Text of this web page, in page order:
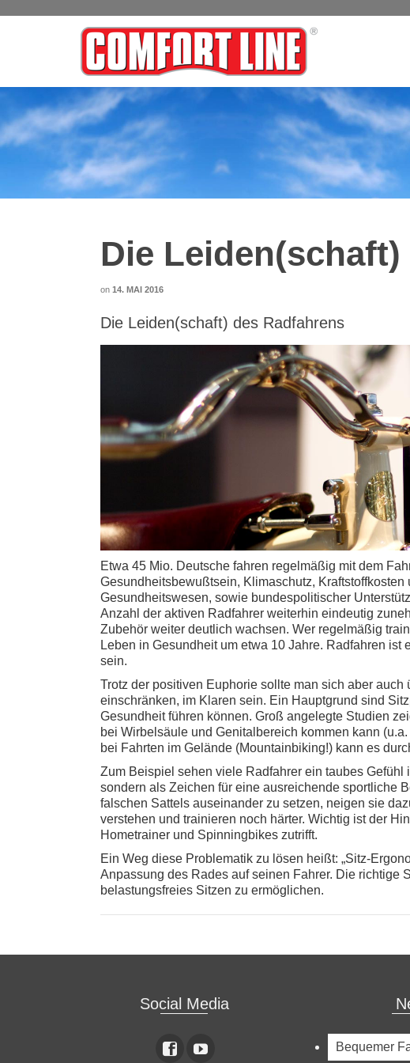
Die
on 14. MAI 2016
Die Leiden(schaft) des Radfahrens
Etwa 45 Mio. Deutsche fahren regelmäßig mit dem
Gesundheitsbewußtsein, Klimaschutz,
Gesundheitswesen, sowie bundespolitischer
Anzahl der aktiven Radfahrer weiterhin eindeutig
Zubehör weiter deutlich wachsen. Wer regelmäßig
Leben in Gesundheit um etwa 10 Jahre. Radfahren
sein.
Trotz der positiven Euphorie sollte man sich aber
einschränken, im Klaren sein. Ein Hauptgrund sind
Gesundheit führen können. Groß angelegte Studien
bei Wirbelsäule und Genitalbereich kommen kann
bei Fahrten im Gelände (Mountainbiking!) kann es
Zum Beispiel sehen viele Radfahrer ein taubes
sondern als Zeichen für eine ausreichende sportliche
falschen Sattels auseinander zu setzen, neigen sie
verstehen und trainieren noch härter. Wichtig ist der
Hometrainer und Spinningbikes zutrifft.
Ein Weg diese Problematik zu lösen heißt: „Sitz-
Anpassung des Rades auf seinen Fahrer. Die richtige
belastungsfreies Sitzen zu ermöglichen.
Social Media
Bequemer